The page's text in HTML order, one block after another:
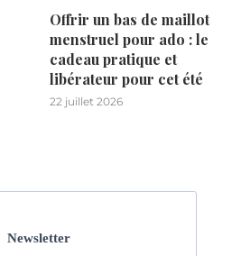
Offrir un bas de maillot
menstruel pour ado : le
cadeau pratique et
libérateur pour cet été
22 juillet 2026
Newsletter